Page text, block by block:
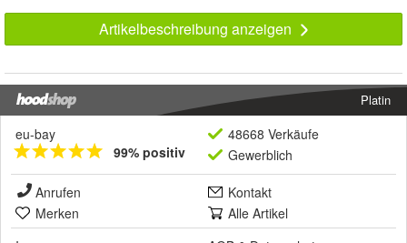
Artikelbeschreibung anzeigen
Platin
eu-bay
99% positiv
48668 Verkäufe
Gewerblich
Anrufen
Kontakt
Merken
Alle Artikel